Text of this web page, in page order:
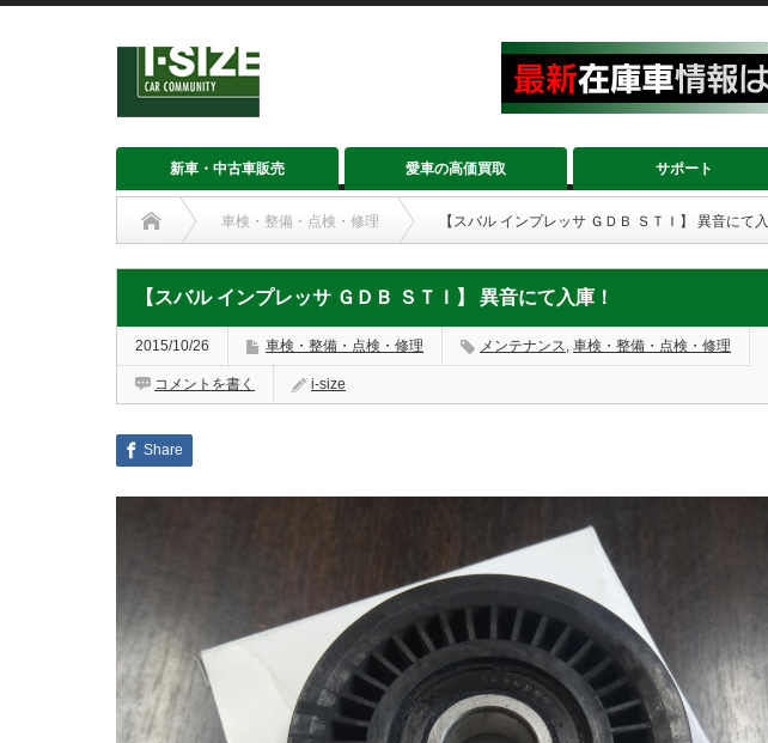
新車・中古車販売 愛車の高価買取 サポート
車検・整備・点検・修理 【スバル インプレッサ ＧＤＢ ＳＴＩ】 異音にて入
【スバル インプレッサ ＧＤＢ ＳＴＩ】 異音にて入庫！
2015/10/26 車検・整備・点検・修理 メンテナンス, 車検・整備・点検・修理
コメントを書く i-size
Share